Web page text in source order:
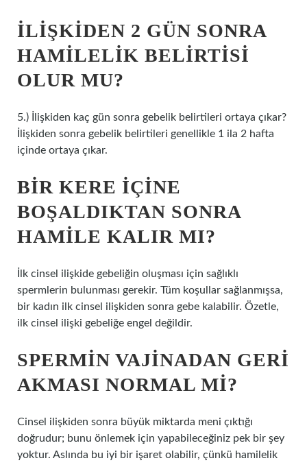
İLIŞKIDEN 2 GÜN SONRA
HAMILELIK BELIRTISI
OLUR MU?
5.) İlişkiden kaç gün sonra gebelik belirtileri ortaya çıkar?
İlişkiden sonra gebelik belirtileri genellikle 1 ila 2 hafta
içinde ortaya çıkar.
BIR KERE IÇINE
BOŞALDIKTAN SONRA
HAMILE KALIR MI?
İlk cinsel ilişkide gebeliğin oluşması için sağlıklı
spermlerin bulunması gerekir. Tüm koşullar sağlanmışsa,
bir kadın ilk cinsel ilişkiden sonra gebe kalabilir. Özetle,
ilk cinsel ilişki gebeliğe engel değildir.
SPERMIN VAJINADAN GERI
AKMASI NORMAL MI?
Cinsel ilişkiden sonra büyük miktarda meni çıktığı
doğrudur; bunu önlemek için yapabileceğiniz pek bir şey
yoktur. Aslında bu iyi bir işaret olabilir, çünkü hamilelik